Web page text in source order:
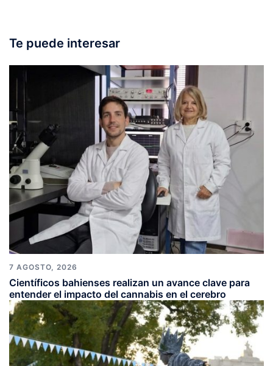
Te puede interesar
7 AGOSTO, 2026
Científicos bahienses realizan un avance clave para
entender el impacto del cannabis en el cerebro